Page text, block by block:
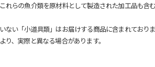
らの魚介類を原材料として製造された加工品も含
い「小道具類」はお届けする商品に含まれておりま
、実際と異なる場合があります。